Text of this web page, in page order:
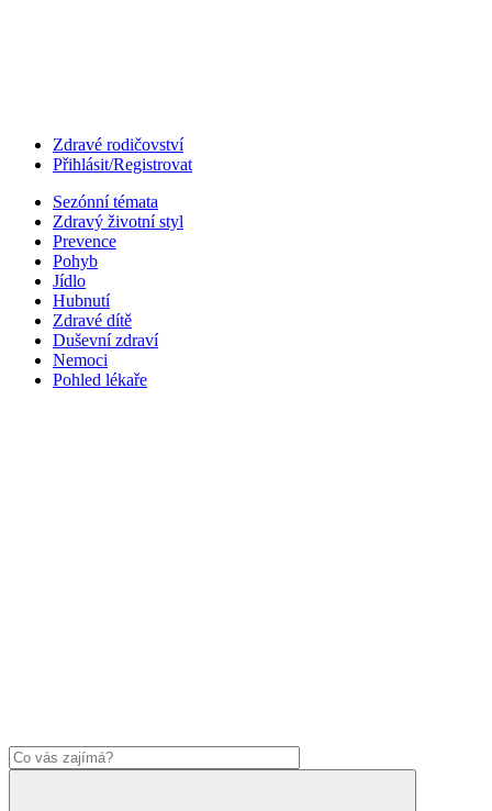
Zdravé rodičovství
Přihlásit/Registrovat
Sezónní témata
Zdravý životní styl
Prevence
Pohyb
Jídlo
Hubnutí
Zdravé dítě
Duševní zdraví
Nemoci
Pohled lékaře